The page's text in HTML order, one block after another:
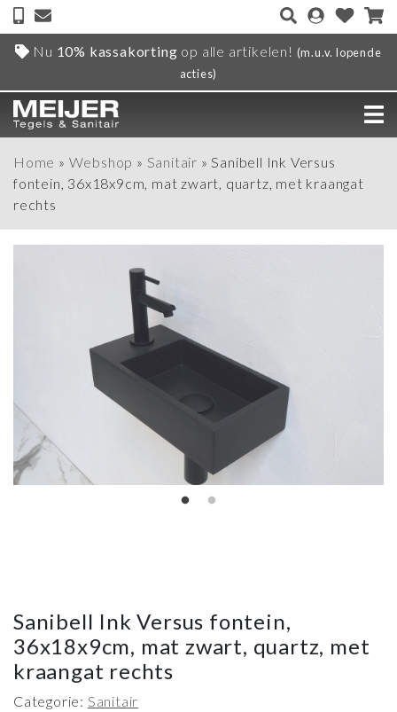
Nu 10% kassakorting op alle artikelen! (m.u.v. lopende
acties)
Home » Webshop » Sanitair »Sanibell Ink Versus
fontein, 36x18x9cm, mat zwart, quartz, met kraangat
rechts
Sanibell Ink Versus fontein,
36x18x9cm, mat zwart, quartz, met
kraangat rechts
Categorie: Sanitair